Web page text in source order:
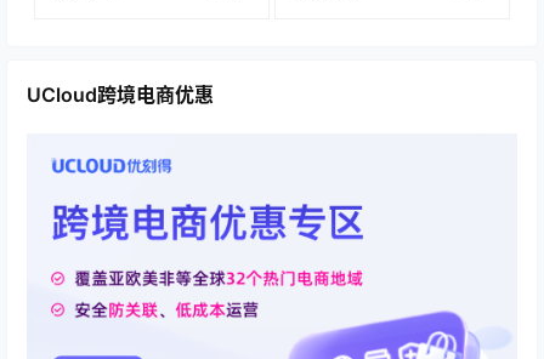
UCloud跨境电商优惠